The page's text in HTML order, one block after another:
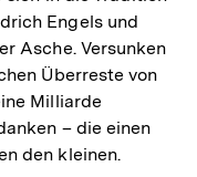
Engels und
Asche. Versunken
Überreste von
Milliarde
– die einen
den kleinen.